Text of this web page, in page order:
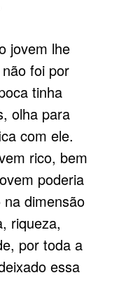
jovem lhe
foi por
tinha
olha para
com ele.
rico, bem
poderia
dimensão
riqueza,
por toda a
essa